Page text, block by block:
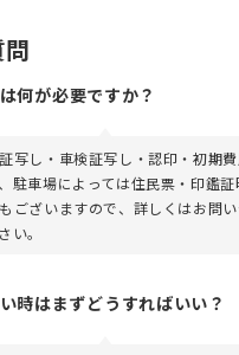
何が必要ですか？
写し・車検証写し・認印・初期
駐車場によっては住民票・印鑑
ございますので、詳しくはお問
い。
時はまずどうすればいい？